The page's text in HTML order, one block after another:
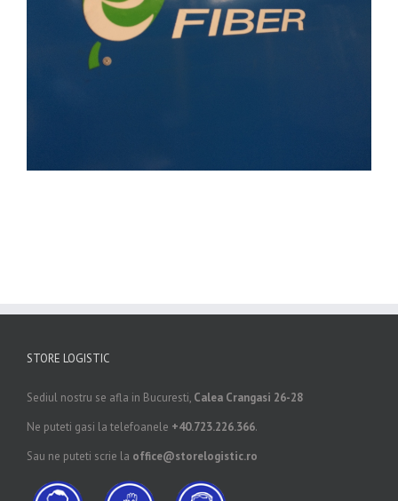
STORE LOGISTIC
Sediul nostru se afla in Bucuresti, Calea Crangasi 26-28
Ne puteti gasi la telefoanele +40.723.226.366.
Sau ne puteti scrie la office@storelogistic.ro